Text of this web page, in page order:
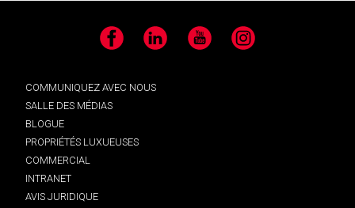
Facebook LinkedIn YouTube Instagram
COMMUNIQUEZ AVEC NOUS
SALLE DES MÉDIAS
BLOGUE
PROPRIÉTÉS LUXUEUSES
COMMERCIAL
INTRANET
AVIS JURIDIQUE